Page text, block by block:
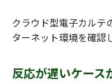
クラウド型電子カルテ
ターネット環境を確認
反応が遅いケース